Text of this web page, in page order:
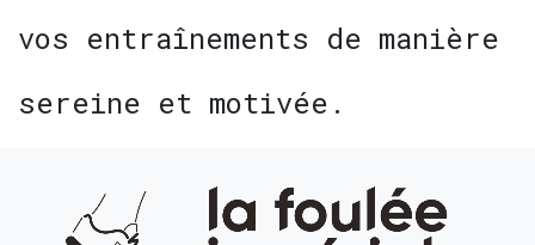
vos entraînements de manière
sereine et motivée.